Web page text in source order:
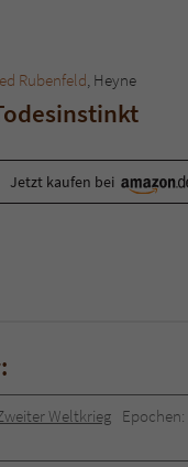
Rubenfeld, Heyne
Jetzt kaufen bei
Weltkrieg Epochen: